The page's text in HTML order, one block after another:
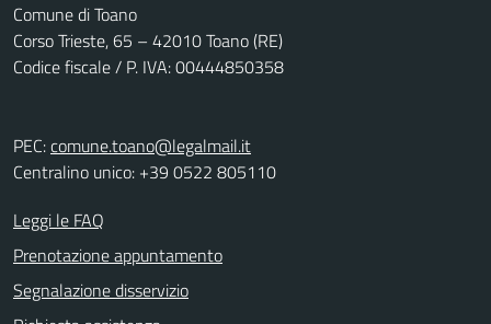
Comune di Toano
Corso Trieste, 65 – 42010 Toano (RE)
Codice fiscale / P. IVA: 00444850358
PEC:comune.toano@legalmail.it
Centralino unico: +39 0522 805110
Leggi le FAQ
Prenotazione appuntamento
Segnalazione disservizio